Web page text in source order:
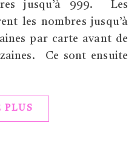
jusqu’à 999. Les
les nombres jusqu’à
par carte avant de
Ce sont ensuite
PLUS